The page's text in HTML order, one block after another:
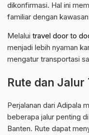
dikonfirmasi. Hal ini
familiar dengan
Melalui travel door to
menjadi lebih nyaman
mengatur transportasi
Rute dan
Perjalanan dari Adipala
beberapa jalur penting
Banten. Rute dapat